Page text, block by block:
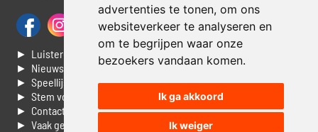
advertenties te tonen, om ons
websiteverkeer te analyseren en
om te begrijpen waar onze
bezoekers vandaan komen.
Ik ga akkoord
Ik weiger
► Luisteren naar Jouwradio
► Nieuws
► Speellijst
► Stem voor de Dag top 3
► Contacteer ons
► Vaak gestelde vragen